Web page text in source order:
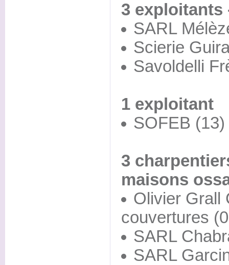
3 exploitants
SARL
Scierie
Savoldelli
1 exploitant
SOFEB (13)
3
maisons
Olivier Grall
couvertures
SARL
SARL